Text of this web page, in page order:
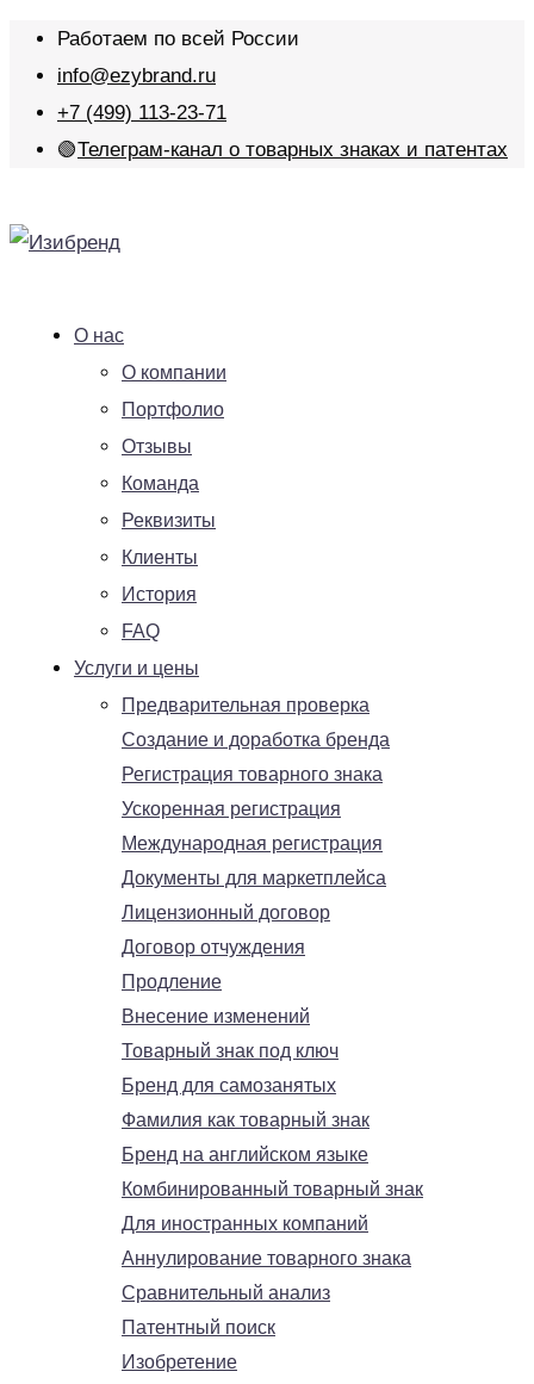
Работаем по всей России
info@ezybrand.ru
+7 (499) 113-23-71
🟢Телеграм-канал о товарных знаках и патентах
О нас
О компании
Портфолио
Отзывы
Команда
Реквизиты
Клиенты
История
FAQ
Услуги и цены
Предварительная проверка
Создание и доработка бренда
Регистрация товарного знака
Ускоренная регистрация
Международная регистрация
Документы для маркетплейса
Лицензионный договор
Договор отчуждения
Продление
Внесение изменений
Товарный знак под ключ
Бренд для самозанятых
Фамилия как товарный знак
Бренд на английском языке
Комбинированный товарный знак
Для иностранных компаний
Аннулирование товарного знака
Сравнительный анализ
Патентный поиск
Изобретение